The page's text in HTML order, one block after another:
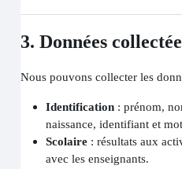
3. Données
Nous pouvons collecter les
Identification : prénom,
naissance, identifiant et
Scolaire : résultats aux
avec les enseignants.